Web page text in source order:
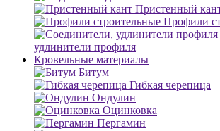
Пристенный
Профили
удлинители профиля
Кровельные материалы
Битум
Гибкая черепица
Ондулин
Оцинковка
Пергамин